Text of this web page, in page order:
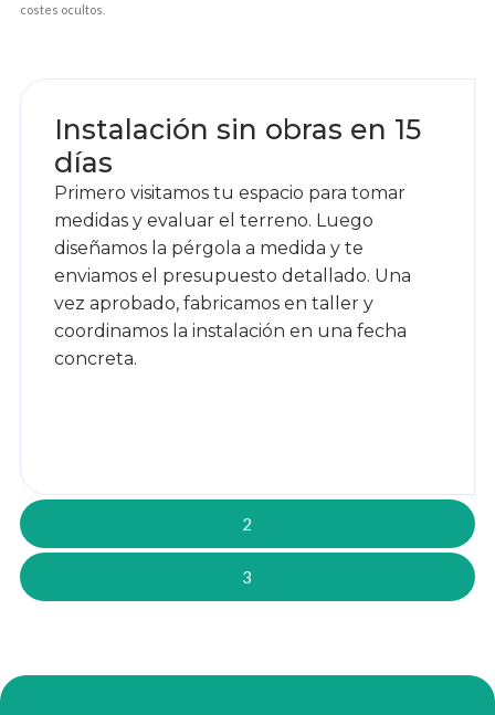
costes ocultos.
2
3
Instalación sin obras en 15
días
Primero visitamos tu espacio para tomar
medidas y evaluar el terreno. Luego
diseñamos la pérgola a medida y te
enviamos el presupuesto detallado. Una
vez aprobado, fabricamos en taller y
coordinamos la instalación en una fecha
concreta.